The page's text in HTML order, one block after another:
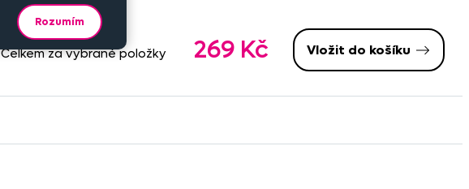
Celkem za vybrané položky 269 Kč Vložit do košíku
Rozumím